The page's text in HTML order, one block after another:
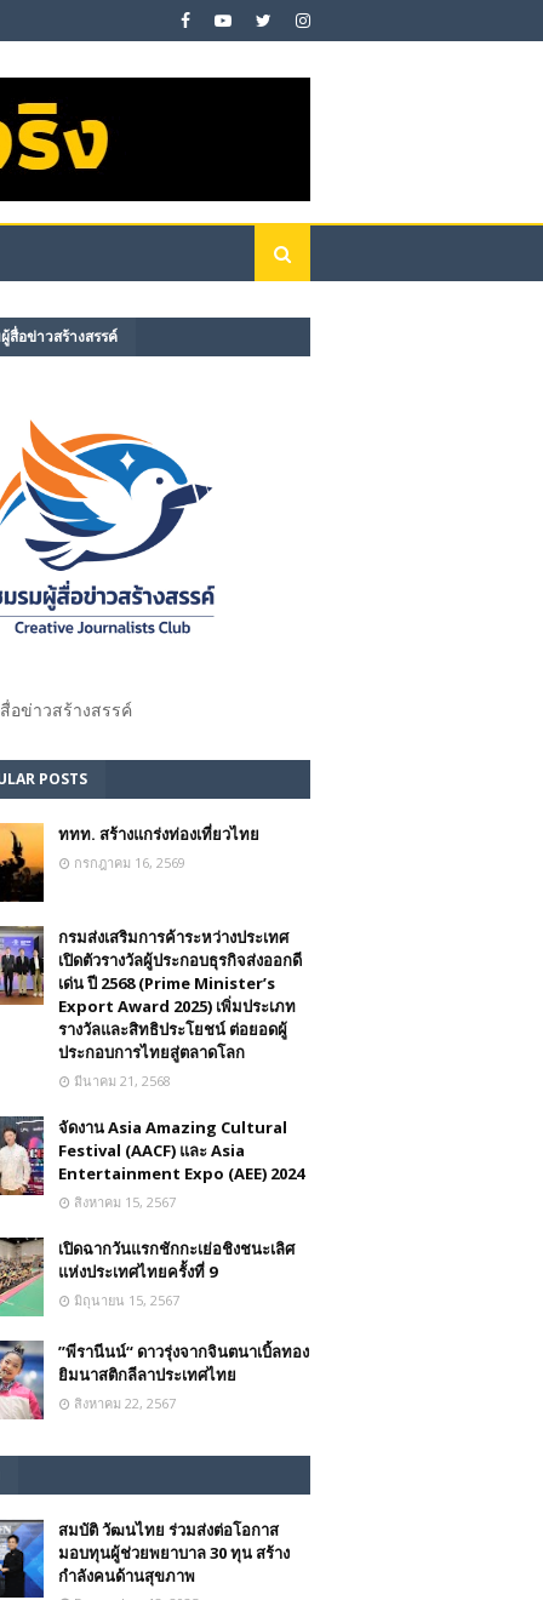
สื่อข่าวสร้างสรรค์​
อข่าวสร้างสรรค์​
POSTS
ททท. สร้างแกร่งท่องเที่ยวไทย
กรกฎาคม 16, 2569
กรมส่งเสริมการค้าระหว่างประเทศ
เปิดตัวรางวัลผู้ประกอบธุรกิจส่งออกดี
เด่น ปี 2568 (Prime Minister’s
Export Award 2025) เพิ่มประเภท
รางวัลและสิทธิประโยชน์ ต่อยอดผู้
ประกอบการไทยสู่ตลาดโลก
มีนาคม 21, 2568
จัดงาน Asia Amazing Cultural
Festival (AACF) และ Asia
Entertainment Expo (AEE) 2024
สิงหาคม 15, 2567
เปิดฉากวันแรกชักกะเย่อชิงชนะเลิศ
แห่งประเทศไทยครั้งที่ 9
มิถุนายน 15, 2567
”พีรานีนน์“​ ดาวรุ่งจากจินตนาเบิ้ลทอง
ยิมนาสติกลีลาประเทศไทย
สิงหาคม 22, 2567
สมบัติ วัฒนไทย ร่วมส่งต่อโอกาส
มอบทุนผู้ช่วยพยาบาล 30 ทุน สร้าง
กำลังคนด้านสุขภาพ